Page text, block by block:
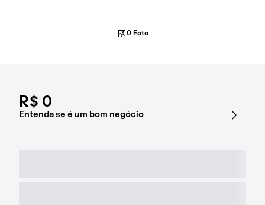
R$ 0
Entenda se é um bom negócio
0 Foto